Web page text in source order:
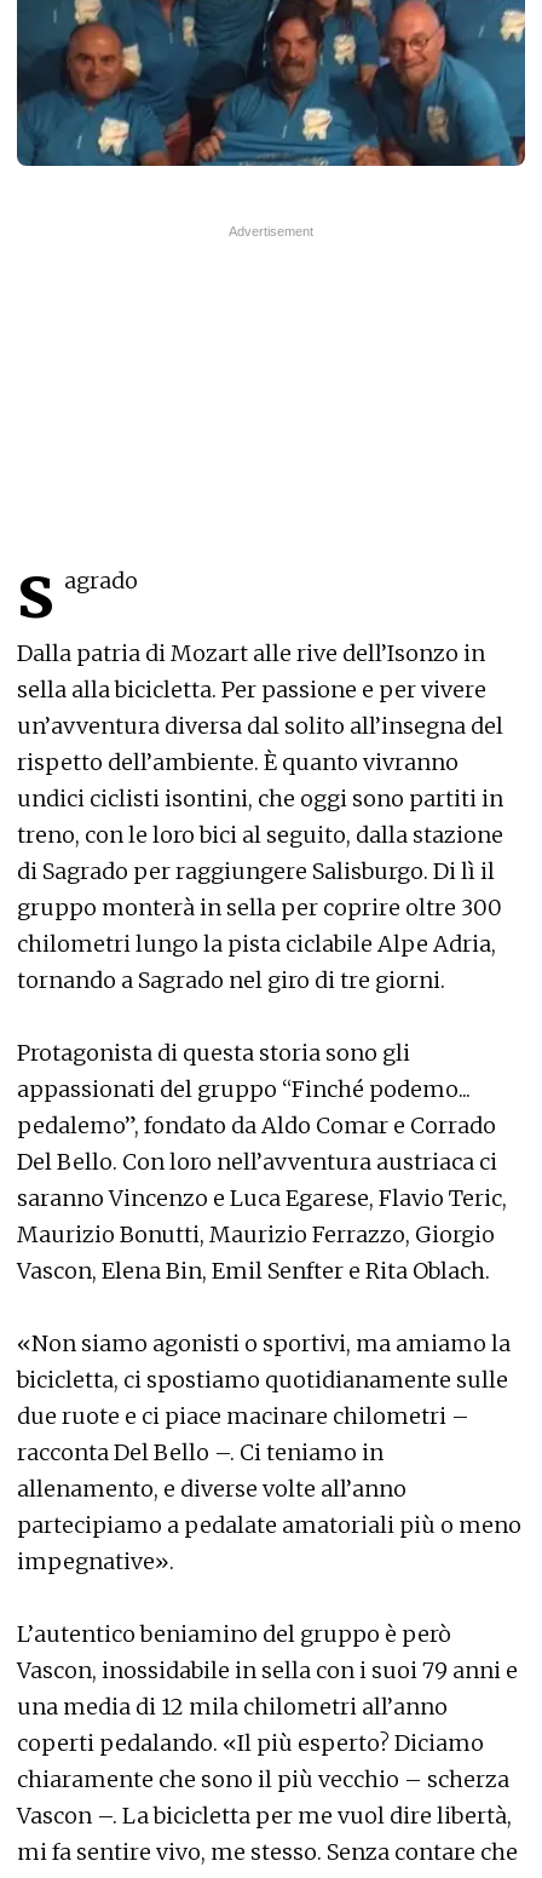
s agrado
Dalla patria di Mozart alle rive dell’Isonzo in
sella alla bicicletta. Per passione e per vivere
un’avventura diversa dal solito all’insegna del
rispetto dell’ambiente. È quanto vivranno
undici ciclisti isontini, che oggi sono partiti in
treno, con le loro bici al seguito, dalla stazione
di Sagrado per raggiungere Salisburgo. Di lì il
gruppo monterà in sella per coprire oltre 300
chilometri lungo la pista ciclabile Alpe Adria,
tornando a Sagrado nel giro di tre giorni.
Protagonista di questa storia sono gli
appassionati del gruppo “Finché podemo...
pedalemo”, fondato da Aldo Comar e Corrado
Del Bello. Con loro nell’avventura austriaca ci
saranno Vincenzo e Luca Egarese, Flavio Teric,
Maurizio Bonutti, Maurizio Ferrazzo, Giorgio
Vascon, Elena Bin, Emil Senfter e Rita Oblach.
«Non siamo agonisti o sportivi, ma amiamo la
bicicletta, ci spostiamo quotidianamente sulle
due ruote e ci piace macinare chilometri –
racconta Del Bello –. Ci teniamo in
allenamento, e diverse volte all’anno
partecipiamo a pedalate amatoriali più o meno
impegnative».
L’autentico beniamino del gruppo è però
Vascon, inossidabile in sella con i suoi 79 anni e
una media di 12 mila chilometri all’anno
coperti pedalando. «Il più esperto? Diciamo
chiaramente che sono il più vecchio – scherza
Vascon –. La bicicletta per me vuol dire libertà,
mi fa sentire vivo, me stesso. Senza contare che